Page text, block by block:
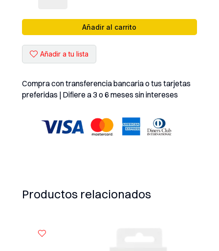
PUERTOS
(
K367H
)
Añadir al carrito
Añadir a tu lista
Compra con transferencia bancaria o tus tarjetas
preferidas | Difiere a 3 o 6 meses sin intereses
Productos relacionados